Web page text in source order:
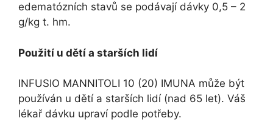
edematózních stavů se podávají dávky 0,5 – 2
g/kg t. hm.
Použití u dětí a starších lidí
INFUSIO MANNITOLI 10 (20) IMUNA může být
používán u dětí a starších lidí (nad 65 let). Váš
lékař dávku upraví podle potřeby.